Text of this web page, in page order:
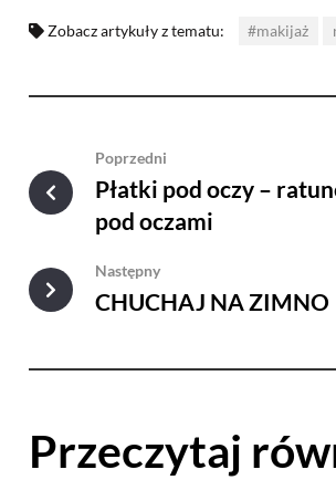
Zobacz artykuły z tematu: #makijaż
Poprzedni
Płatki pod oczy –
pod oczami
Następny
CHUCHAJ NA ZIMNO
Przeczytaj